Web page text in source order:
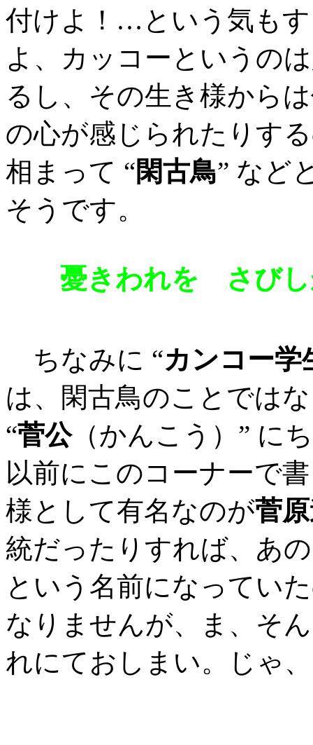
付けよ！…という気も
よ、カッコーというの
るし、その生き様から
の心が感じられたりす
相まって “閑古鳥” など
そうです。
憂きわれを さび
ちなみに “カンコー学
は、閑古鳥のことでは
“菅公（かんこう）” に
以前にこのコーナーで
様として有名なのが菅
統だったりすれば、あ
という名前になってい
なりませんが、ま、そ
れにておしまい。じゃ